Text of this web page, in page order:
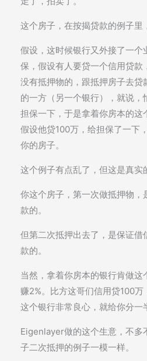
这个房子，在按揭贷款的例子里
假设，这时候银行又外接了一个
保，假设有人要贷一个信用贷款
没有抵押物的，跟抵押房子去贷
的一方（另一个银行），就说
担保一下，于是拿着你房本的这
假设他贷100万，给担保了一下
你的房子。
这个例子有点乱了，但这是真实
你这个房子，第一次做抵押物，
款的。
但第二次抵押出去了，是保证借
款的。
当然，拿着你房本的银行肯做这
赚2%。比方这哥们信用贷100
这个银行非常良心，就给你分一
Eigenlayer做的这个生意，不多
子二次抵押的例子一模一样。